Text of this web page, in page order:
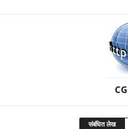
संबंधित लेख